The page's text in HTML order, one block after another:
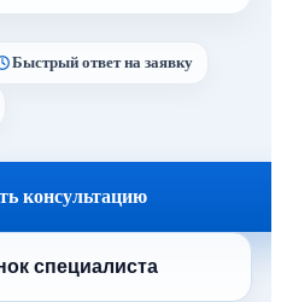
Быстрый ответ на заявку
консультацию
специалиста